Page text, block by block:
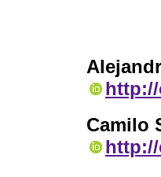
http://
Camilo
http://